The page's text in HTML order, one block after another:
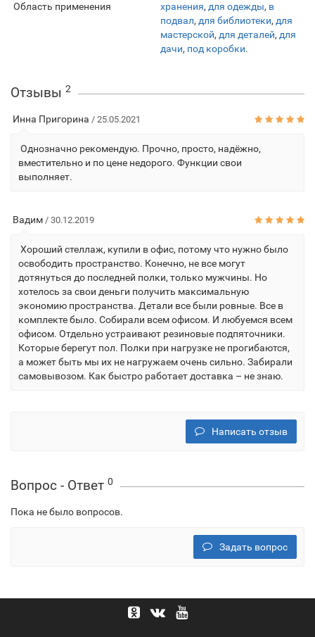
Область применения
хранения, для одежды, в
подвал, для библиотеки, для
мастерской, для деталей, для
дачи, под коробки.
Отзывы 2
Инна Пригорина / 25.05.2021
Однозначно рекомендую. Прочно, просто, надёжно,
вместительно и по цене недорого. Функции свои
выполняет.
Вадим / 30.12.2019
Хороший стеллаж, купили в офис, потому что нужно было
освободить пространство. Конечно, не все могут
дотянуться до последней полки, только мужчины. Но
хотелось за свои деньги получить максимальную
экономию пространства. Детали все были ровные. Все в
комплекте было. Собирали всем офисом. И любуемся всем
офисом. Отдельно устраивают резиновые подпяточники.
Которые берегут пол. Полки при нагрузке не прогибаются,
а может быть мы их не нагружаем очень сильно. Забирали
самовывозом. Как быстро работает доставка – не знаю.
Написать отзыв
Вопрос - Ответ 0
Пока не было вопросов.
Задать вопрос